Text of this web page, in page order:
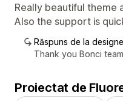
Really beautiful theme
Also the support is
Răspuns de la
Thank you Bonci
Proiectat de